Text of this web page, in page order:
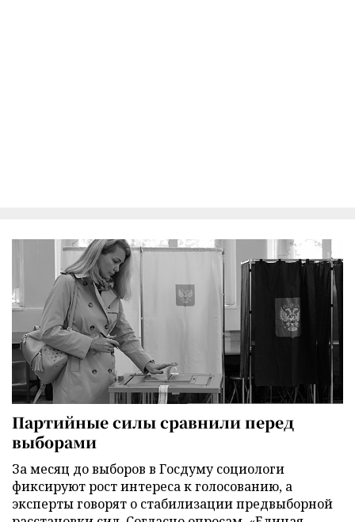
Партийные силы сравнили перед
выборами
За месяц до выборов в Госдуму социологи
фиксируют рост интереса к голосованию, а
эксперты говорят о стабилизации предвыборной